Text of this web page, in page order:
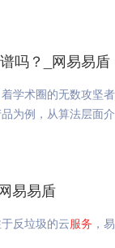
吗？_网易易盾
学术圈的无数攻坚
为例，从算法层面
易易盾
反垃圾的云服务 ，